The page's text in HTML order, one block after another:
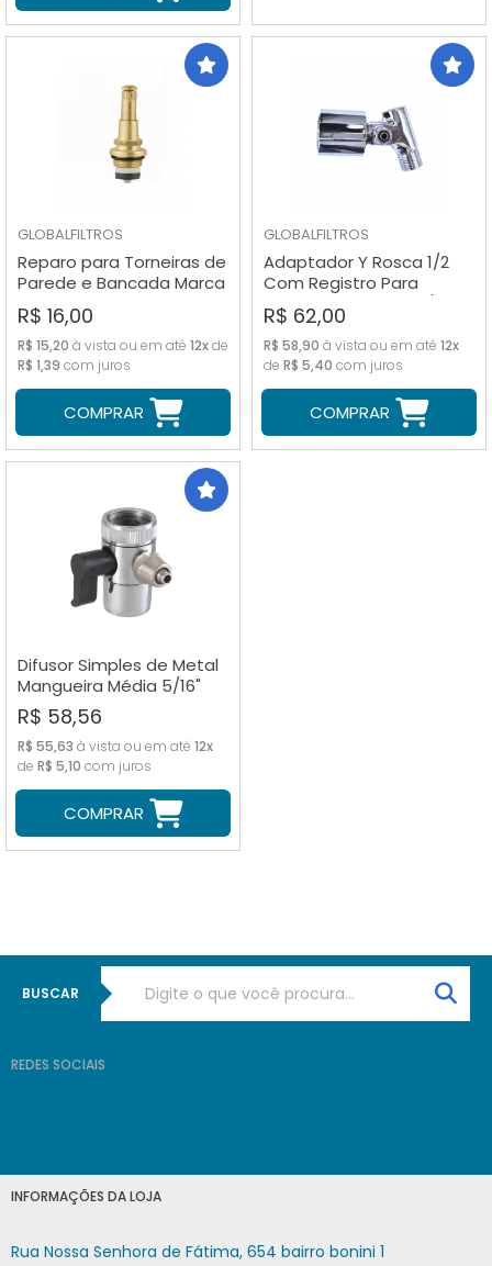
GLOBALFILTROS
Reparo para Torneiras de
Parede e Bancada Marca
Real Metais
R$ 16,00
R$ 15,20 à vista ou em até 12xde
R$ 1,39 com juros
COMPRAR
GLOBALFILTROS
Adaptador Y Rosca 1/2
Com Registro Para
Mangueira Grossa 3/8
R$ 62,00
R$ 58,90 à vista ou em até 12x
de R$ 5,40 com juros
COMPRAR
Difusor Simples de Metal
Mangueira Média 5/16"
R$ 58,56
R$ 55,63 à vista ou em até 12x
de R$ 5,10 com juros
COMPRAR
BUSCAR
REDES SOCIAIS
INFORMAÇÕES DA LOJA
Rua Nossa Senhora de Fátima, 654 bairro bonini 1